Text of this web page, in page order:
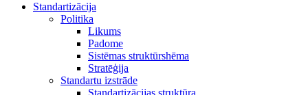
Standartizācija
Politika
Likums
Padome
Sistēmas struktūrshēma
Stratēģija
Standartu izstrāde
Standartizācijas struktūra